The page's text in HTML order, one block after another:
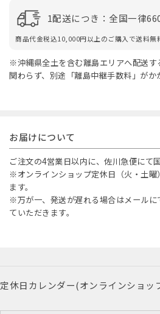
1配送につき：全国一律
商品代金税込10,000円以上のご購入で送料無
※沖縄県全土を含む離島エリアへ配送す
関わらず、別途「離島中継手数料」がか
お届けについて
ご注文の4営業日以内に、佐川急便にて
※オンラインショップ定休日（火・土曜
ます。
※万が一、発送が遅れる場合はメールに
ていただきます。
定休日カレンダー(オンラインショッ